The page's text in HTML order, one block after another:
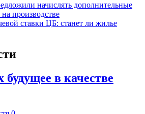
начислять дополнительные
производстве
ставки ЦБ: станет ли жилье
будущее в качестве